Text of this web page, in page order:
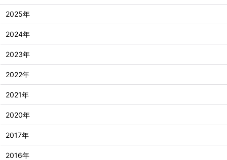
2025年
2024年
2023年
2022年
2021年
2020年
2017年
2016年